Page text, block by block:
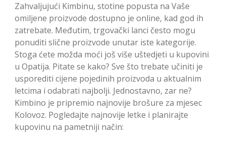
Zahvaljujući Kimbinu, stotine popusta na Vaše
omiljene proizvode dostupno je online, kad god ih
zatrebate. Međutim, trgovački lanci često mogu
ponuditi slične proizvode unutar iste kategorije.
Stoga ćete možda moći još više uštedjeti u kupovini
u Opatija. Pitate se kako? Sve što trebate učiniti je
usporediti cijene pojedinih proizvoda u aktualnim
letcima i odabrati najbolji. Jednostavno, zar ne?
Kimbino je pripremio najnovije brošure za mjesec
Kolovoz. Pogledajte najnovije letke i planirajte
kupovinu na pametniji način: